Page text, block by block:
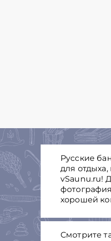
Русские
для
vSaunu.ru!
хорошей
Смотрите